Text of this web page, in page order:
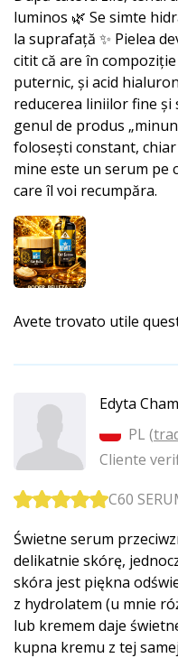
luminos 🌿 Se simte
la suprafață ✨ Pielea
citit că are în
puternic, și acid
reducerea liniilor fine și
genul de produs
folosești constant,
mine este un serum pe
care îl voi recumpăra.
Avete trovato utile
Edyta
PL (
Cliente
C60
Świetne serum
delikatnie skórę,
skóra jest piękna
z hydrolatem (u mnie
lub kremem daje
kupna kremu z tej